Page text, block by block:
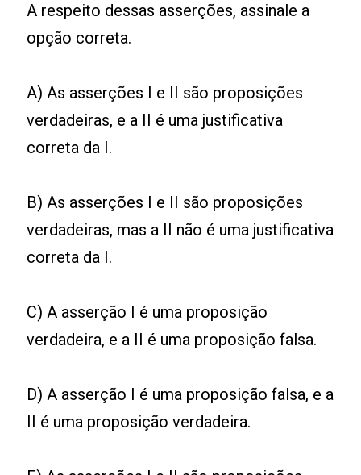
A respeito dessas asserções, assinale a
opção correta.
A) As asserções I e II são proposições
verdadeiras, e a II é uma justificativa
correta da I.
B) As asserções I e II são proposições
verdadeiras, mas a II não é uma justificativa
correta da I.
C) A asserção I é uma proposição
verdadeira, e a II é uma proposição falsa.
D) A asserção I é uma proposição falsa, e a
II é uma proposição verdadeira.